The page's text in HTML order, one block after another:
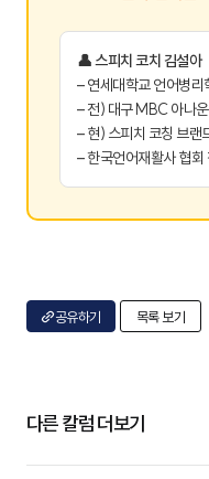
👤 스피치 코치 김설아
– 연세대학교 언어병리
– 전) 대구 MBC 아나
– 현) 스피치 코칭 브랜
– 한국언어재활사 협회
공유하기 목록 보기
다른 칼럼 더보기